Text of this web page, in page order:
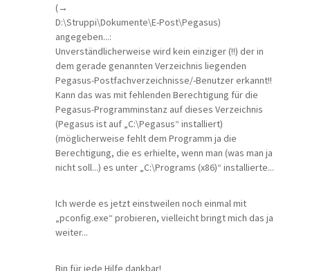
(→
D:\Struppi\Dokumente\E-Post\Pegasus)
angegeben...:
Unverständlicherweise wird kein einziger (!!) der in
dem gerade genannten Verzeichnis liegenden
Pegasus-Postfachverzeichnisse/-Benutzer erkannt!!
Kann das was mit fehlenden Berechtigung für die
Pegasus-Programminstanz auf dieses Verzeichnis
(Pegasus ist auf „C:\Pegasus“ installiert)
(möglicherweise fehlt dem Programm ja die
Berechtigung, die es erhielte, wenn man (was man ja
nicht soll...) es unter „C:\Programs (x86)“ installierte...
Ich werde es jetzt einstweilen noch einmal mit
„pconfig.exe“ probieren, vielleicht bringt mich das ja
weiter...
Bin für jede Hilfe dankbar!